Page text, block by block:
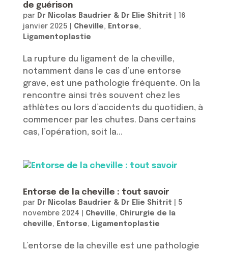
de guérison
par Dr Nicolas Baudrier & Dr Elie Shitrit
16
janvier 2025
Cheville, Entorse,
Ligamentoplastie
La rupture du ligament de la cheville,
notamment dans le cas d’une entorse
grave, est une pathologie fréquente. On la
rencontre ainsi très souvent chez les
athlètes ou lors d’accidents du quotidien, à
commencer par les chutes. Dans certains
cas, l’opération, soit la...
Entorse de la cheville : tout savoir
par Dr Nicolas Baudrier & Dr Elie Shitrit
5
novembre 2024
Cheville, Chirurgie de la
cheville, Entorse, Ligamentoplastie
L’entorse de la cheville est une pathologie